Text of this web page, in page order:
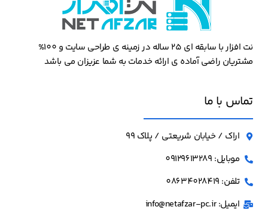
نت افزار با سابقه ای 25 ساله در زمینه ی طراحی سایت و 100%
مشتریان راضی آماده ی ارائه خدمات به شما عزیزان می باشد
تماس با ما
اراک / خیابان شریعتی / پلاک 99
موبایل: 09129613289
تلفن: 08634028419
ایمیل: info@netafzar-pc.ir